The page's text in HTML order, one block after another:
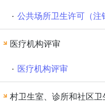
公共场所卫生许可（注
医疗机构评审
医疗机构评审
村卫生室、诊所和社区